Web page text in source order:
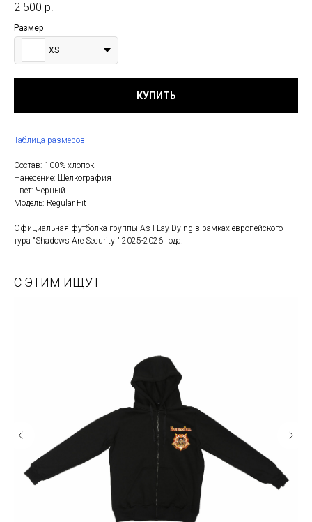
2 500 р.
Размер
XS
КУПИТЬ
Таблица размеров
Состав: 100% хлопок
Нанесение: Шелкография
Цвет: Черный
Модель: Regular Fit
Официальная футболка группы As I Lay Dying в рамках европейского
тура "Shadows Are Security " 2025-2026 года.
С ЭТИМ ИЩУТ